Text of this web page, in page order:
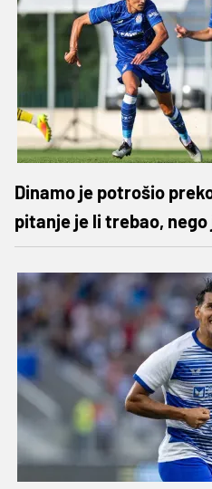
Dinamo je potrošio
pitanje je li trebao, nego